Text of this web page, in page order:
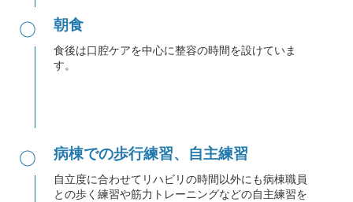
● 朝食
食後は口腔ケアを中心に整容の時間を設けていま
す。
● 病棟での歩行練習、自主練習
自立度に合わせてリハビリの時間以外にも病棟職員
との歩く練習や筋力トレーニングなどの自主練習を